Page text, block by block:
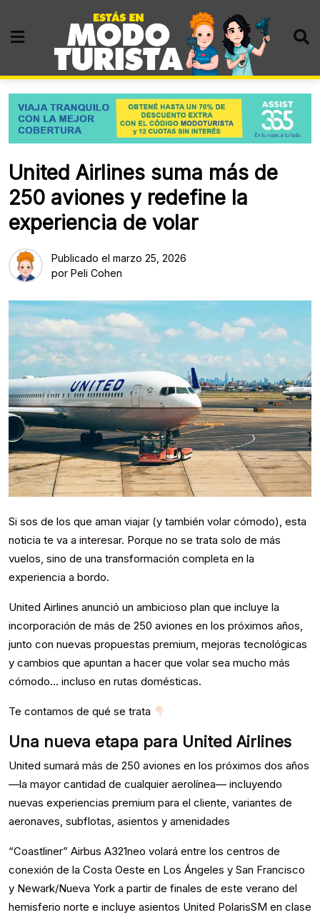
content
United Airlines suma más de
250 aviones y redefine la
experiencia de volar
Publicado el marzo 25, 2026
por Peli Cohen
Si sos de los que aman viajar (y también volar cómodo), esta
noticia te va a interesar. Porque no se trata solo de más
vuelos, sino de una transformación completa en la
experiencia a bordo.
United Airlines anunció un ambicioso plan que incluye la
incorporación de más de 250 aviones en los próximos años,
junto con nuevas propuestas premium, mejoras tecnológicas
y cambios que apuntan a hacer que volar sea mucho más
cómodo… incluso en rutas domésticas.
Te contamos de qué se trata
Una nueva etapa para United Airlines
United sumará más de 250 aviones en los próximos dos años
—la mayor cantidad de cualquier aerolínea— incluyendo
nuevas experiencias premium para el cliente, variantes de
aeronaves, subflotas, asientos y amenidades
“Coastliner” Airbus A321neo volará entre los centros de
conexión de la Costa Oeste en Los Ángeles y San Francisco
y Newark/Nueva York a partir de finales de este verano del
hemisferio norte e incluye asientos United PolarisSM en clase